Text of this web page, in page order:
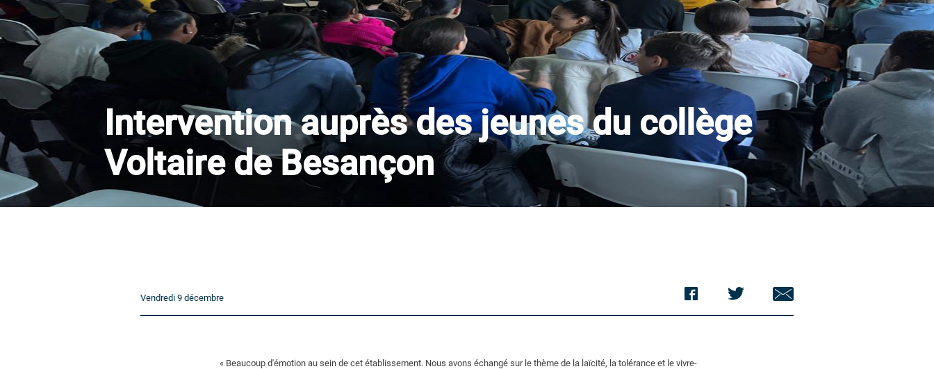
Intervention auprès des jeunes du collège
Voltaire de Besançon
Vendredi 9 décembre
« Beaucoup d'émotion au sein de cet établissement. Nous avons échangé sur le thème de la laïcité, la tolérance et le vivre-